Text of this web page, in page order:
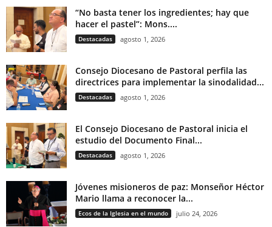
“No basta tener los ingredientes; hay que
hacer el pastel”: Mons....
Destacadas agosto 1, 2026
Consejo Diocesano de Pastoral perfila las
directrices para implementar la sinodalidad...
Destacadas agosto 1, 2026
El Consejo Diocesano de Pastoral inicia el
estudio del Documento Final...
Destacadas agosto 1, 2026
Jóvenes misioneros de paz: Monseñor Héctor
Mario llama a reconocer la...
Ecos de la Iglesia en el mundo julio 24, 2026